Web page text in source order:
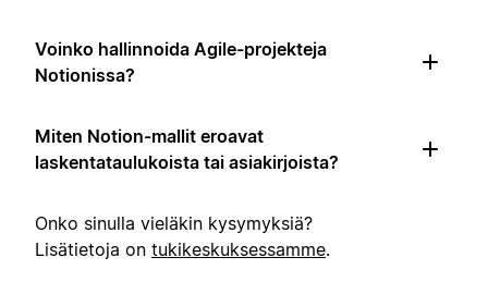
Voinko hallinnoida Agile-projekteja
Notionissa?
Miten Notion-mallit eroavat
laskentataulukoista tai asiakirjoista?
Onko sinulla vieläkin kysymyksiä?
Lisätietoja on tukikeskuksessamme.